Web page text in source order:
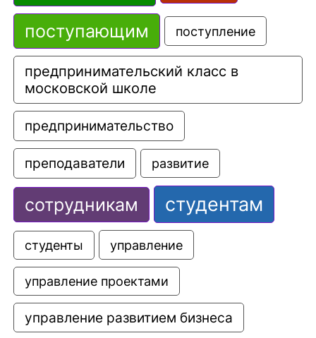
поступающим поступление
предпринимательский класс в
московской школе
предпринимательство
преподаватели развитие
сотрудникам студентам
студенты управление
управление проектами
управление развитием бизнеса